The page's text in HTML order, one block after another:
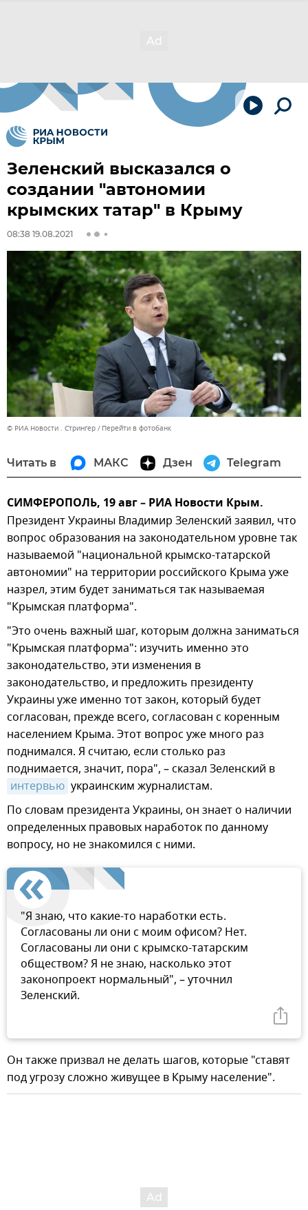
Зеленский высказался о
создании "автономии
крымских татар" в Крыму
08:38 19.08.2021
© РИА Новости . Стрингер Перейти в фотобанк
Читать в МАКС Дзен Telegram
СИМФЕРОПОЛЬ, 19 авг – РИА Новости Крым.
Президент Украины Владимир Зеленский заявил, что
вопрос образования на законодательном уровне так
называемой "национальной крымско-татарской
автономии" на территории российского Крыма уже
назрел, этим будет заниматься так называемая
"Крымская платформа".
"Это очень важный шаг, которым должна заниматься
"Крымская платформа": изучить именно это
законодательство, эти изменения в
законодательство, и предложить президенту
Украины уже именно тот закон, который будет
согласован, прежде всего, согласован с коренным
населением Крыма. Этот вопрос уже много раз
поднимался. Я считаю, если столько раз
поднимается, значит, пора", – сказал Зеленский в
интервью украинским журналистам.
По словам президента Украины, он знает о наличии
определенных правовых наработок по данному
вопросу, но не знакомился с ними.
"Я знаю, что какие-то наработки есть.
Согласованы ли они с моим офисом? Нет.
Согласованы ли они с крымско-татарским
обществом? Я не знаю, насколько этот
законопроект нормальный", – уточнил
Зеленский.
Он также призвал не делать шагов, которые "ставят
под угрозу сложно живущее в Крыму население".